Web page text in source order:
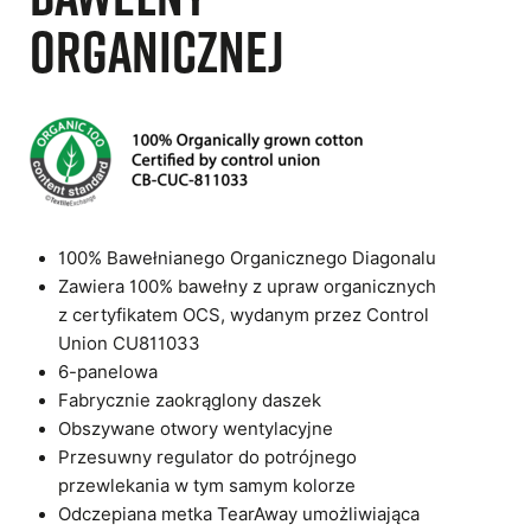
organicznej
100% Bawełnianego Organicznego Diagonalu
Zawiera 100% bawełny z upraw organicznych
z certyfikatem OCS, wydanym przez Control
Union CU811033
6-panelowa
Fabrycznie zaokrąglony daszek
Obszywane otwory wentylacyjne
Przesuwny regulator do potrójnego
przewlekania w tym samym kolorze
Odczepiana metka TearAway umożliwiająca